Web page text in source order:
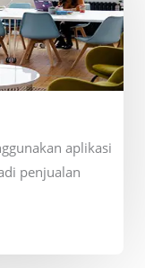
aplikasi
penjualan